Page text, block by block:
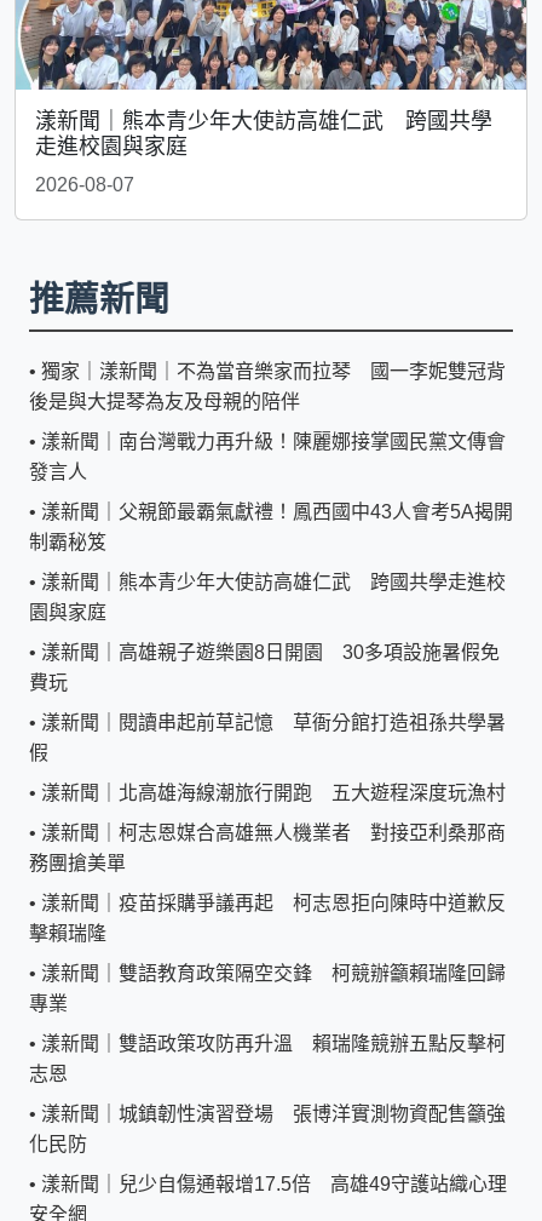
漾新聞｜熊本青少年大使訪高雄仁武 跨國共學
走進校園與家庭
2026-08-07
推薦新聞
• 獨家｜漾新聞｜不為當音樂家而拉琴 國一李妮雙冠背
後是與大提琴為友及母親的陪伴
• 漾新聞｜南台灣戰力再升級！陳麗娜接掌國民黨文傳會
發言人
• 漾新聞｜父親節最霸氣獻禮！鳳西國中43人會考5A揭開
制霸秘笈
• 漾新聞｜熊本青少年大使訪高雄仁武 跨國共學走進校
園與家庭
• 漾新聞｜高雄親子遊樂園8日開園 30多項設施暑假免
費玩
• 漾新聞｜閱讀串起前草記憶 草衙分館打造祖孫共學暑
假
• 漾新聞｜北高雄海線潮旅行開跑 五大遊程深度玩漁村
• 漾新聞｜柯志恩媒合高雄無人機業者 對接亞利桑那商
務團搶美單
• 漾新聞｜疫苗採購爭議再起 柯志恩拒向陳時中道歉反
擊賴瑞隆
• 漾新聞｜雙語教育政策隔空交鋒 柯競辦籲賴瑞隆回歸
專業
• 漾新聞｜雙語政策攻防再升溫 賴瑞隆競辦五點反擊柯
志恩
• 漾新聞｜城鎮韌性演習登場 張博洋實測物資配售籲強
化民防
• 漾新聞｜兒少自傷通報增17.5倍 高雄49守護站織心理
安全網